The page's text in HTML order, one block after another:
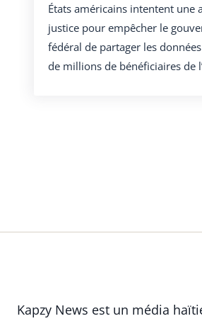
États américains intentent une
justice pour empêcher le
fédéral de partager les
de millions de bénéficiaires de
Kapzy News est un média